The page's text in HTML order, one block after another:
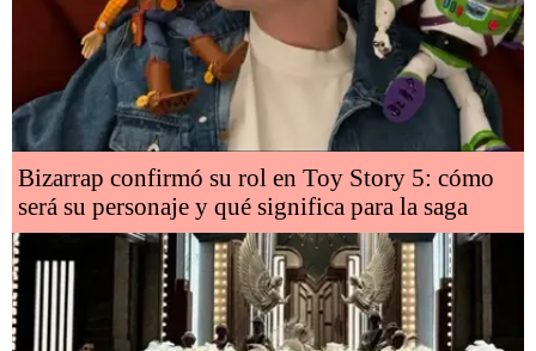
Bizarrap confirmó su rol en Toy Story 5: cómo
será su personaje y qué significa para la saga